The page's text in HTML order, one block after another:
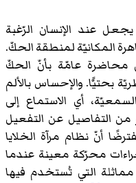
عند الإنسان الرّغبة
المكانيّة لمنطقة الحكّ.
محاضرة عامّة بأنّ الحكّ
بحتيًّا. والإحساس بالألم
أي الاستماع إلى
من التفاصيل عن التفعيل
أنّ نظام مرآة الخلايا
محرّكة معينة عندما
التي تُستخدم فيها